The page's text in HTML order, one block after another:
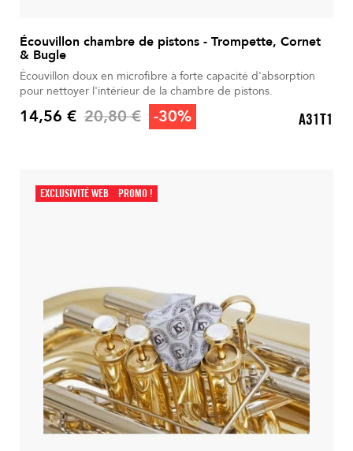
Écouvillon chambre de pistons - Trompette, Cornet
& Bugle
Écouvillon doux en microfibre à forte capacité d'absorption
pour nettoyer l'intérieur de la chambre de pistons.
Prix
14,56 € Prix de base
20,80 € -30% A31T1
EXCLUSIVITÉ WEB PROMO !